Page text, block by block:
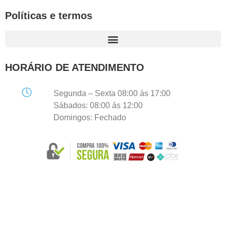
Políticas e termos
HORÁRIO DE ATENDIMENTO
Segunda – Sexta 08:00 ás 17:00
Sábados: 08:00 ás 12:00
Domingos: Fechado